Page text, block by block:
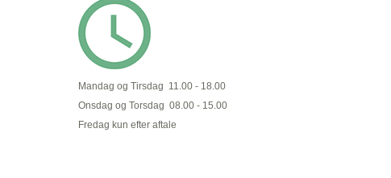
Mandag og Tirsdag 11.00 - 18.00
Onsdag og Torsdag 08.00 - 15.00
Fredag kun efter aftale